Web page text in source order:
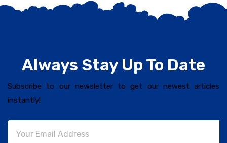
Always Stay Up To Date
Subscribe to our newsletter to get our newest articles
instantly!